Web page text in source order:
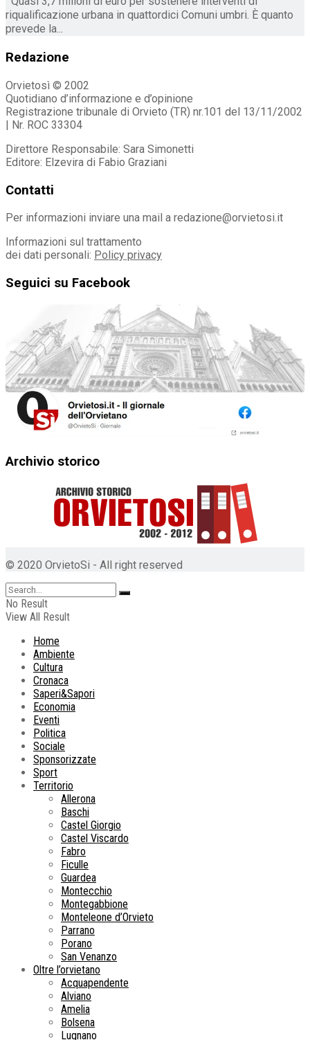
riqualificazione urbana in quattordici Comuni umbri. È quanto
prevede la...
Redazione
Orvietosì © 2002
Quotidiano d’informazione e d’opinione
Registrazione tribunale di Orvieto (TR) nr.101 del 13/11/2002
| Nr. ROC 33304
Direttore Responsabile: Sara Simonetti
Editore: Elzevira di Fabio Graziani
Contatti
Per informazioni inviare una mail a redazione@orvietosi.it
Informazioni sul trattamento
dei dati personali: Policy privacy
Seguici su Facebook
Archivio storico
© 2020 OrvietoSi - All right reserved
No Result
View All Result
Home
Ambiente
Cultura
Cronaca
Saperi&Sapori
Economia
Eventi
Politica
Sociale
Sponsorizzate
Sport
Territorio
Allerona
Baschi
Castel Giorgio
Castel Viscardo
Fabro
Ficulle
Guardea
Montecchio
Montegabbione
Monteleone d’Orvieto
Parrano
Porano
San Venanzo
Oltre l’orvietano
Acquapendente
Alviano
Amelia
Bolsena
Lugnano